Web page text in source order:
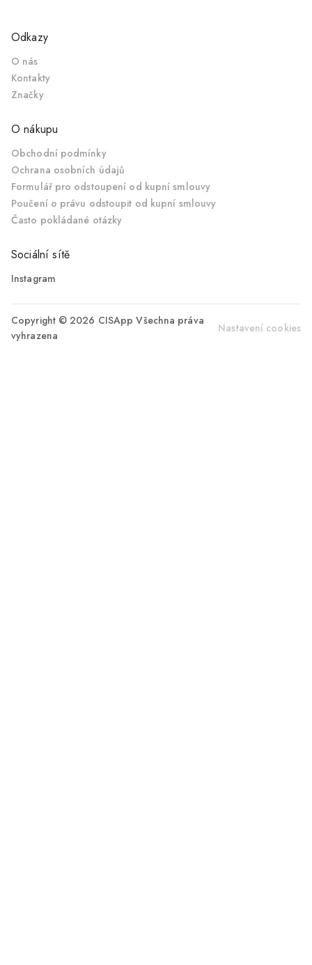
Odkazy
O nás
Kontakty
Značky
O nákupu
Obchodní podmínky
Ochrana osobních údajů
Formulář pro odstoupení od kupní smlouvy
Poučení o právu odstoupit od kupní smlouvy
Často pokládané otázky
Sociální sítě
Instagram
Copyright © 2026 CISApp Všechna práva
vyhrazena
Nastavení cookies